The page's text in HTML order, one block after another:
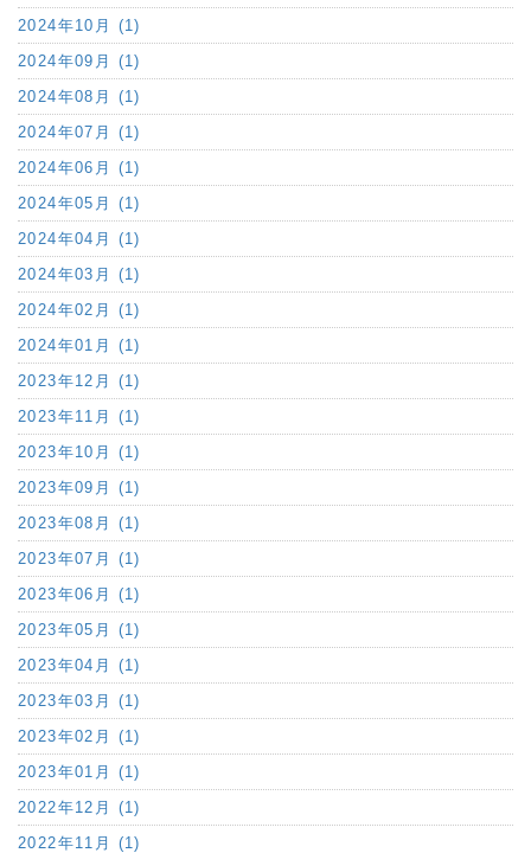
2024年10月 (1)
2024年09月 (1)
2024年08月 (1)
2024年07月 (1)
2024年06月 (1)
2024年05月 (1)
2024年04月 (1)
2024年03月 (1)
2024年02月 (1)
2024年01月 (1)
2023年12月 (1)
2023年11月 (1)
2023年10月 (1)
2023年09月 (1)
2023年08月 (1)
2023年07月 (1)
2023年06月 (1)
2023年05月 (1)
2023年04月 (1)
2023年03月 (1)
2023年02月 (1)
2023年01月 (1)
2022年12月 (1)
2022年11月 (1)